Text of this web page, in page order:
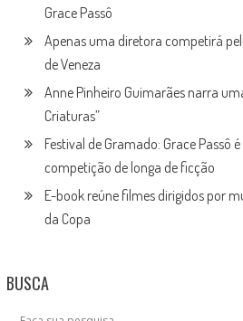
Grace Passô
Apenas uma diretora competirá
de Veneza
Anne Pinheiro Guimarães narra
Criaturas”
Festival de Gramado: Grace Passô
competição de longa de ficção
E-book reúne filmes dirigidos por
da Copa
BUSCA